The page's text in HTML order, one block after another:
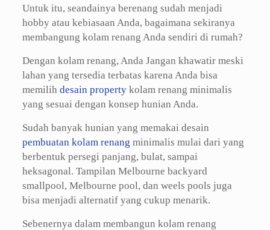
Untuk itu, seandainya berenang sudah menjadi
hobby atau kebiasaan Anda, bagaimana sekiranya
membangung kolam renang Anda sendiri di rumah?
Dengan kolam renang, Anda Jangan khawatir meski
lahan yang tersedia terbatas karena Anda bisa
memilih desain propertykolam renang minimalis
yang sesuai dengan konsep hunian Anda.
Sudah banyak hunian yang memakai desain
pembuatan kolam renang minimalis mulai dari yang
berbentuk persegi panjang, bulat, sampai
heksagonal. Tampilan Melbourne backyard
smallpool, Melbourne pool, dan weels pools juga
bisa menjadi alternatif yang cukup menarik.
Sebenernya dalam membangun kolam renang